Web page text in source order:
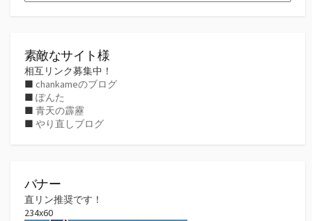
素敵なサイト様
相互リンク募集中！
■ chankameのブログ
■ ぽんた
■ 青天の霹靂
■ やり直しブログ
バナー
直リン推奨です！
234x60